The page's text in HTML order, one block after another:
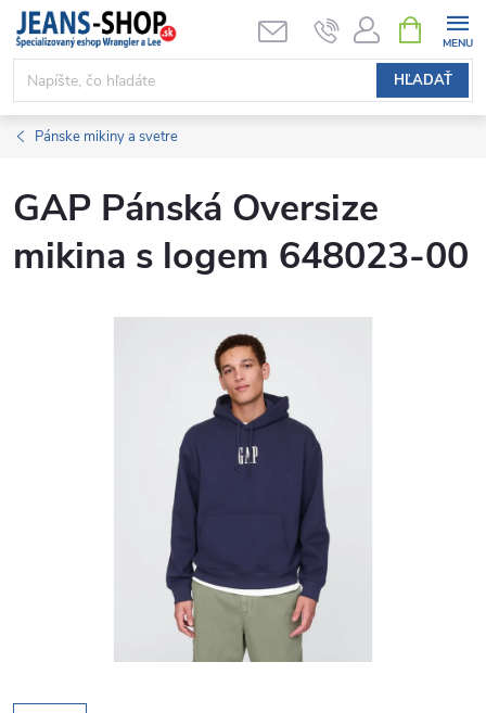
Prejsť
obsah
HĽADAŤ
KOŠÍK
Pánske mikiny a svetre
GAP Pánská Oversize
mikina s logem 648023-00